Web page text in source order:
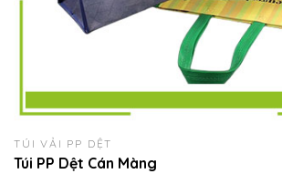
TÚI VẢI PP DỆT
Túi PP Dệt Cán Màng